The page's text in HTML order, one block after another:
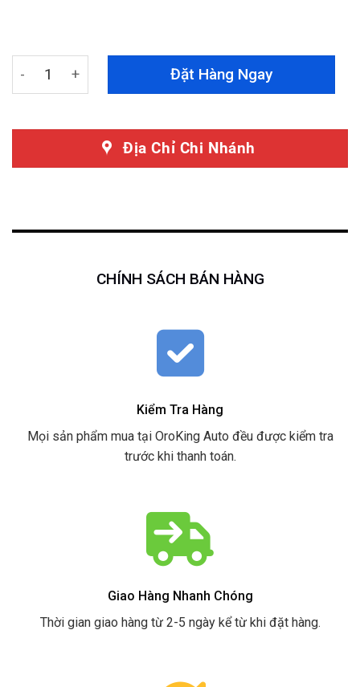
Camera Hành Trình 70Mai A810 - Hỗ Trợ Lái Xe An
Đặt Hàng Ngay
Địa Chỉ Chi Nhánh
CHÍNH SÁCH BÁN HÀNG
Kiểm Tra Hàng
Mọi sản phẩm mua tại OroKing Auto đều được kiểm tra
trước khi thanh toán.
Giao Hàng Nhanh Chóng
Thời gian giao hàng từ 2-5 ngày kể từ khi đặt hàng.